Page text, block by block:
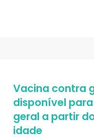
Vacina contra
disponível
geral a partir
idade